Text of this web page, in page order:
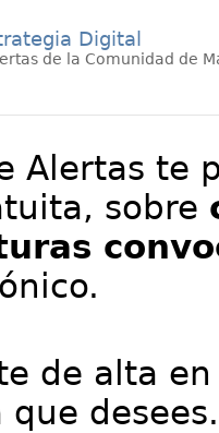
Digital
de la Comunidad de
Alertas te
sobre
de alta
desees.